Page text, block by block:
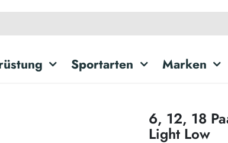
Sportarten Marken
6, 12, 18
Light Low